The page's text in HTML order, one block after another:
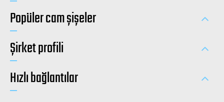
Popüler cam şişeler
Şirket profili
Hızlı bağlantılar